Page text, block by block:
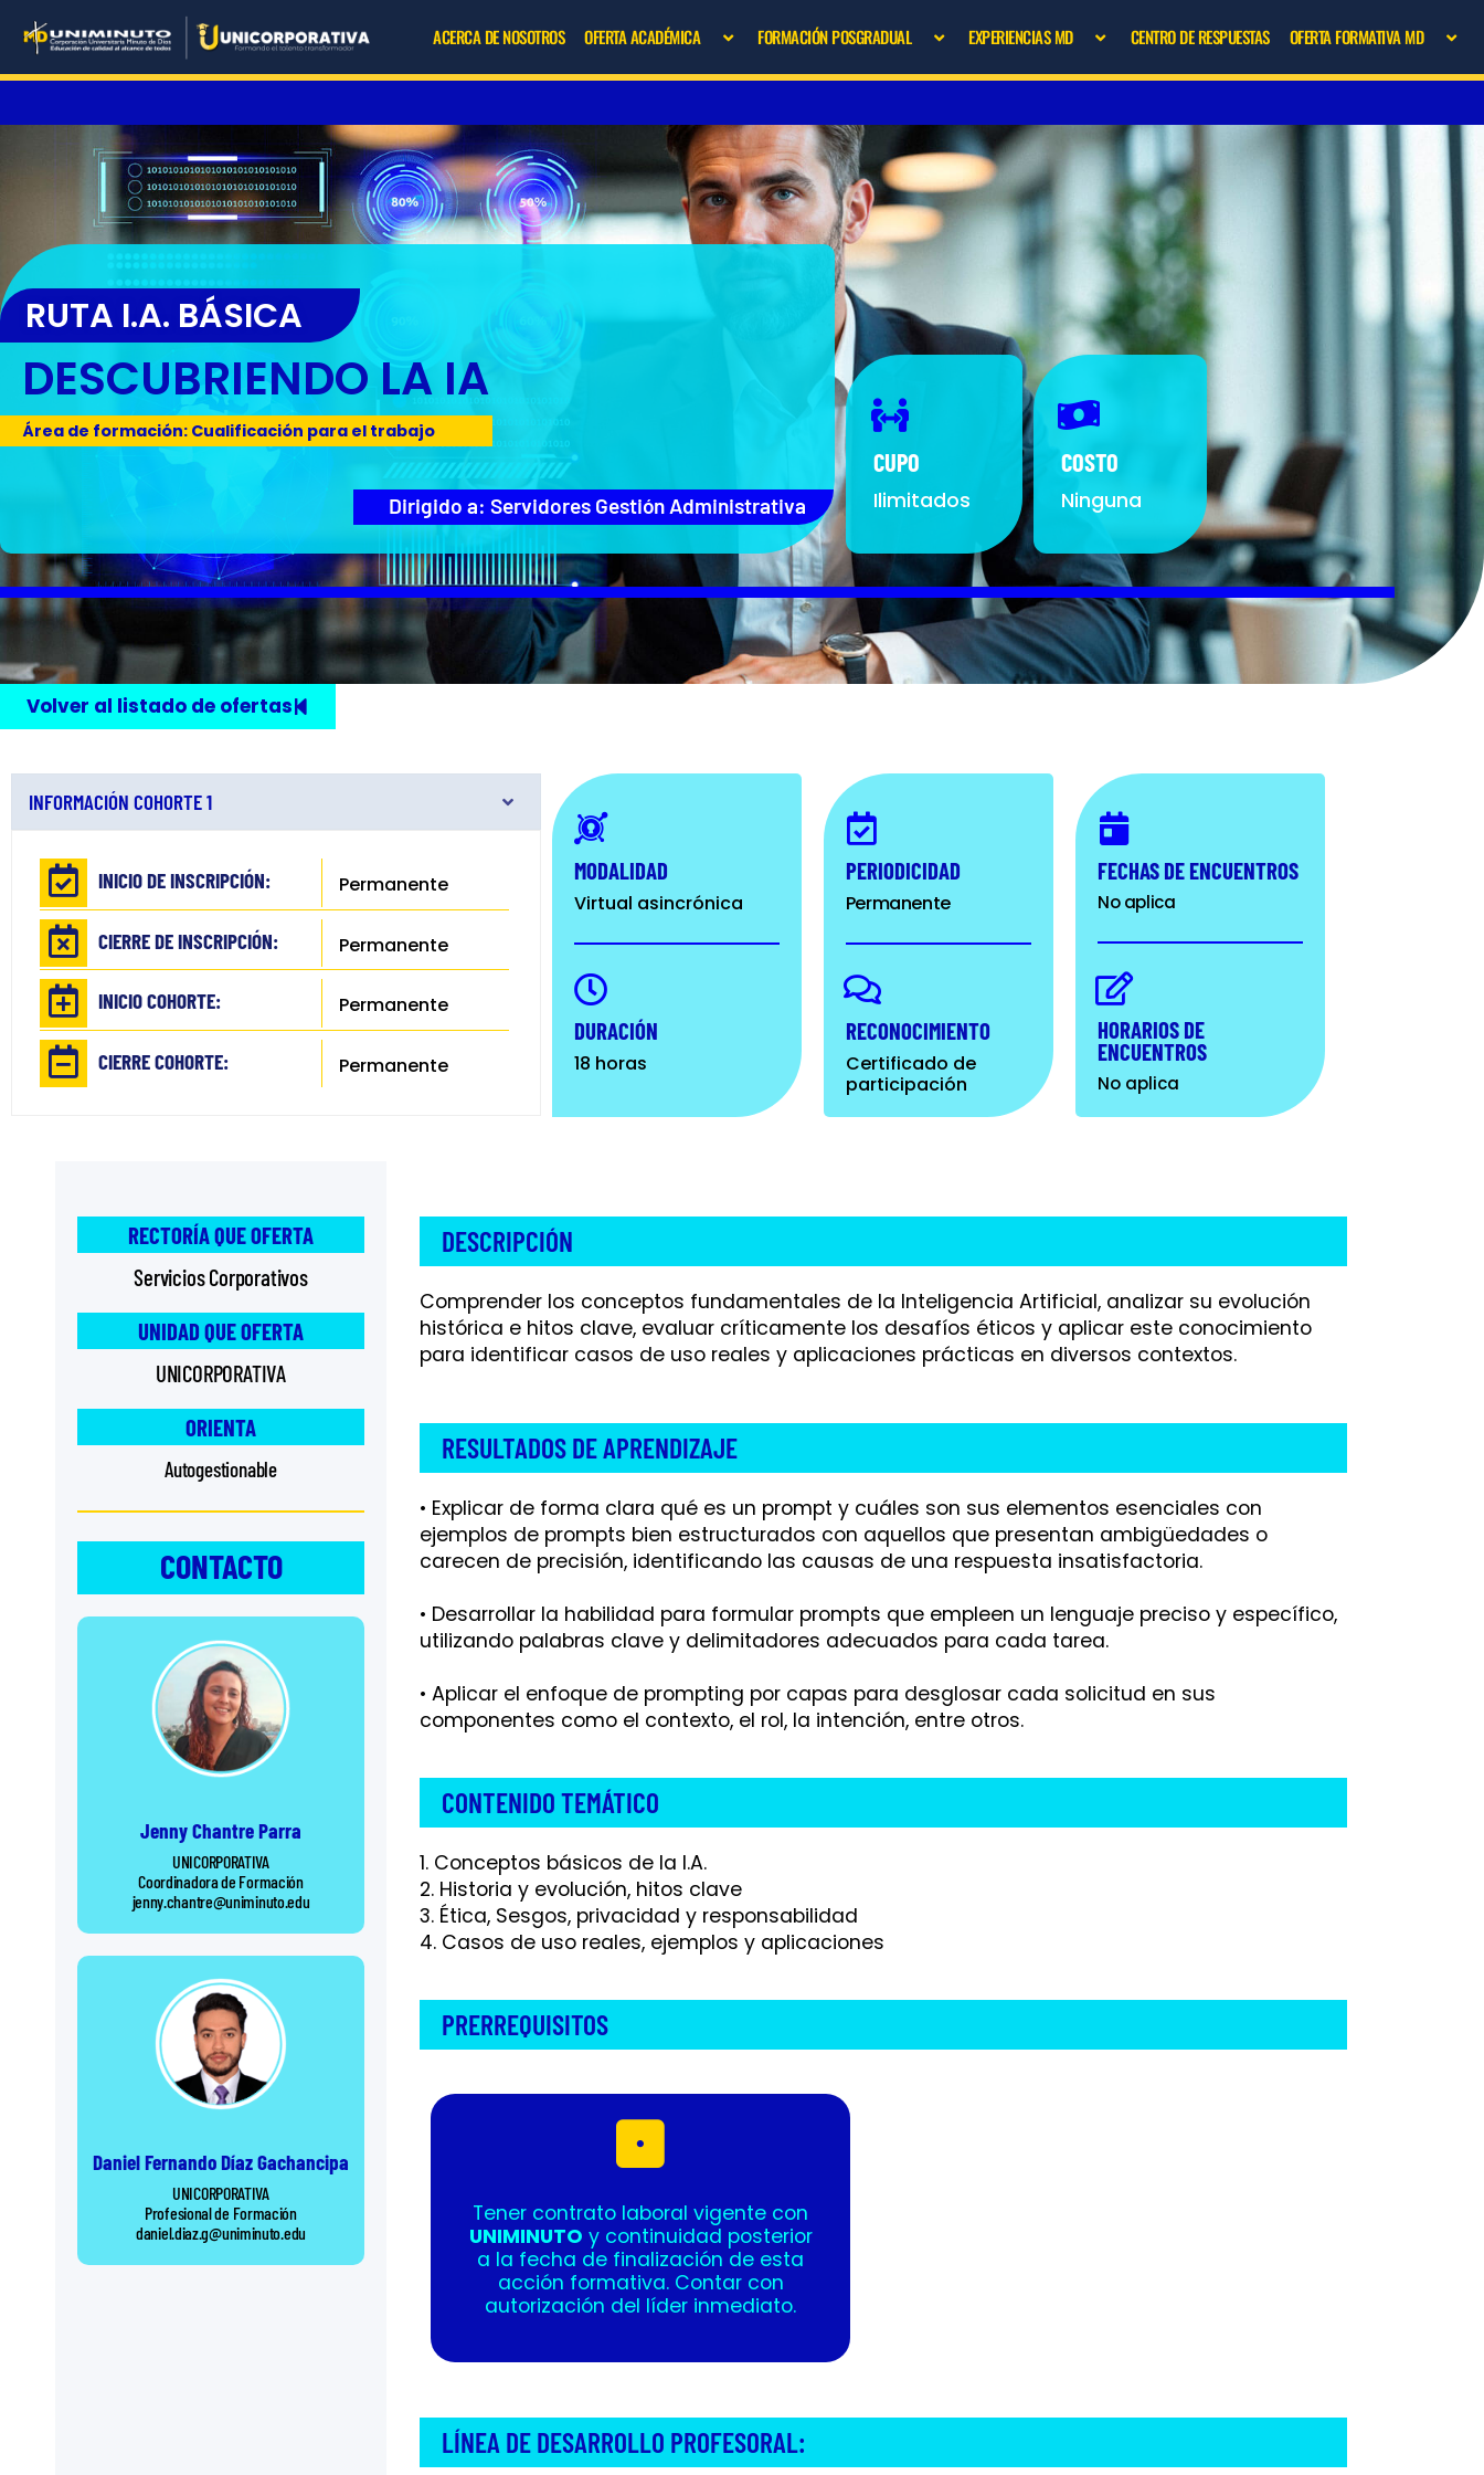
contenido
ACERCA DE NOSOTROS OFERTA ACADÉMICA FORMACIÓN POSGRADUAL EXPERIENCIAS MD CENTRO DE RESPUESTAS OFERTA FORMATIVA MD
RUTA I.A. BÁSICA
DESCUBRIENDO LA IA
Área de formación: Cualificación para el trabajo
Dirigido a: Servidores Gestión Administrativa
CUPO
Ilimitados
COSTO
Ninguna
Volver al listado de ofertas
INFORMACIÓN COHORTE 1
INICIO DE INSCRIPCIÓN: Permanente
CIERRE DE INSCRIPCIÓN: Permanente
INICIO COHORTE: Permanente
CIERRE COHORTE: Permanente
MODALIDAD
Virtual asincrónica
DURACIÓN
18 horas
PERIODICIDAD
Permanente
RECONOCIMIENTO
Certificado de
participación
FECHAS DE ENCUENTROS
No aplica
HORARIOS DE
ENCUENTROS
No aplica
RECTORÍA QUE OFERTA
Servicios Corporativos
UNIDAD QUE OFERTA
UNICORPORATIVA
ORIENTA
Autogestionable
CONTACTO
Jenny Chantre Parra
UNICORPORATIVA
Coordinadora de Formación
jenny.chantre@uniminuto.edu
Daniel Fernando Díaz Gachancipa
UNICORPORATIVA
Profesional de Formación
daniel.diaz.g@uniminuto.edu
DESCRIPCIÓN
Comprender los conceptos fundamentales de la Inteligencia Artificial, analizar su evolución
histórica e hitos clave, evaluar críticamente los desafíos éticos y aplicar este conocimiento
para identificar casos de uso reales y aplicaciones prácticas en diversos contextos.
RESULTADOS DE APRENDIZAJE
• Explicar de forma clara qué es un prompt y cuáles son sus elementos esenciales con
ejemplos de prompts bien estructurados con aquellos que presentan ambigüedades o
carecen de precisión, identificando las causas de una respuesta insatisfactoria.
• Desarrollar la habilidad para formular prompts que empleen un lenguaje preciso y específico,
utilizando palabras clave y delimitadores adecuados para cada tarea.
• Aplicar el enfoque de prompting por capas para desglosar cada solicitud en sus
componentes como el contexto, el rol, la intención, entre otros.
CONTENIDO TEMÁTICO
1. Conceptos básicos de la I.A.
2. Historia y evolución, hitos clave
3. Ética, Sesgos, privacidad y responsabilidad
4. Casos de uso reales, ejemplos y aplicaciones
PRERREQUISITOS
Tener contrato laboral vigente con
UNIMINUTO y continuidad posterior
a la fecha de finalización de esta
acción formativa. Contar con
autorización del líder inmediato.
LÍNEA DE DESARROLLO PROFESORAL: